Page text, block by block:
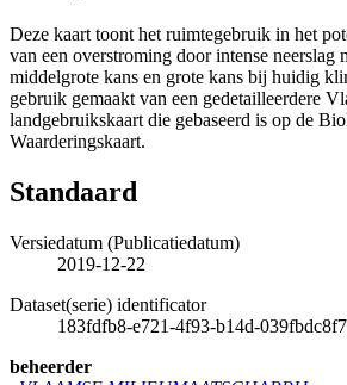
Deze kaart toont het ruimtegebruik in het
van een overstroming door intense neerslag
middelgrote kans en grote kans bij huidig
gebruik gemaakt van een gedetailleerdere
landgebruikskaart die gebaseerd is op de
Waarderingskaart.
Standaard
Versiedatum (Publicatiedatum)
2019-12-22
Dataset(serie) identificator
183fdfb8-e721-4f93-b14d-
beheerder